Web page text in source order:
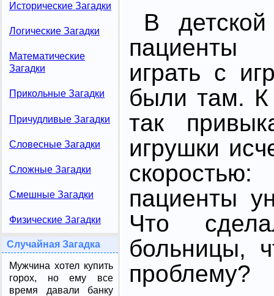
Исторические Загадки
Логические Загадки
Математические
Загадки
Прикольные Загадки
Причудливые Загадки
Словесные Загадки
Сложные Загадки
Смешные Загадки
Физические Загадки
Случайная Загадка
Мужчина хотел купить
горох, но ему все
время давали банку
В
играть с
были там. К
так
игрушки
пациенты
Что
больницы,
проблему?